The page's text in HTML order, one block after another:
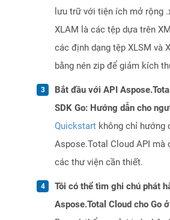
lưu trữ với tiện ích mở rộng
XLAM là các tệp dựa trên
các định dạng tệp XLSM và
bằng nén zip để giảm kích
Bắt đầu với API
SDK Go: Hướng dẫn cho
Quickstart không chỉ hướng
Aspose.Total Cloud API mà
các thư viện cần thiết.
Tôi có thể tìm ghi chú phát
Aspose.Total Cloud cho Go